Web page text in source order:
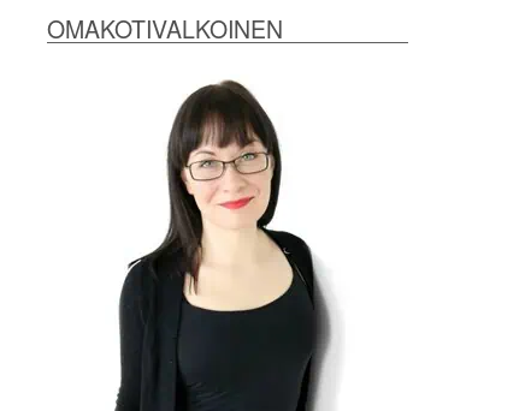
OMAKOTIVALKOINEN